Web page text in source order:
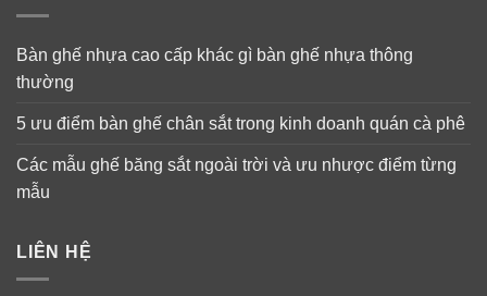
Bàn ghế nhựa cao cấp khác gì bàn ghế nhựa thông
thường
5 ưu điểm bàn ghế chân sắt trong kinh doanh quán cà phê
Các mẫu ghế băng sắt ngoài trời và ưu nhược điểm từng
mẫu
LIÊN HỆ